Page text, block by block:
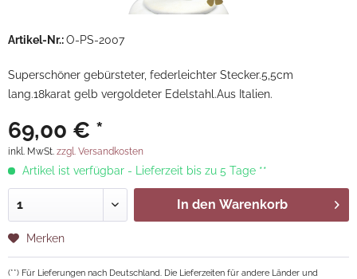
Artikel-Nr.:O-PS-2007
Superschöner gebürsteter, federleichter Stecker.5,5cm
lang.18karat gelb vergoldeter Edelstahl.Aus Italien.
69,00 € *
inkl. MwSt. zzgl. Versandkosten
Artikel ist verfügbar - Lieferzeit bis zu 5 Tage **
In den Warenkorb
Merken
(**) Für Lieferungen nach Deutschland. Die Lieferzeiten für andere Länder und